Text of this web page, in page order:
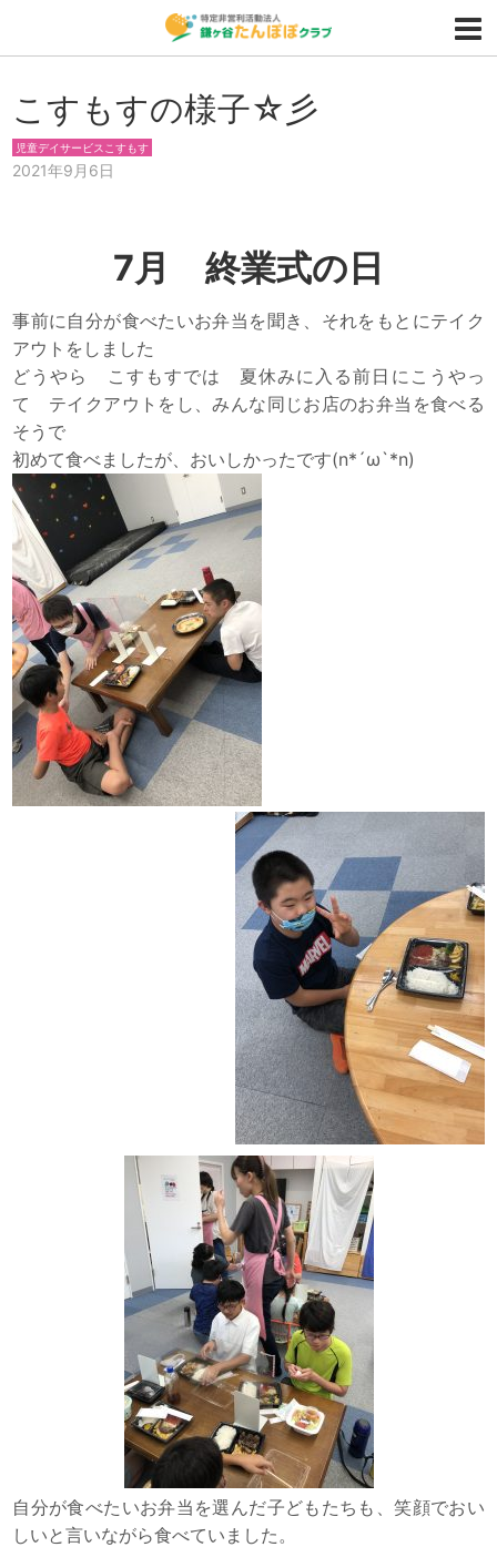
こすもすの様子☆彡
児童デイサービスこすもす
2021年9月6日
7月 終業式の日
事前に自分が食べたいお弁当を聞き、それをもとにテイク
アウトをしました
どうやら こすもすでは 夏休みに入る前日にこうやっ
て テイクアウトをし、みんな同じお店のお弁当を食べる
そうで
初めて食べましたが、おいしかったです(n*´ω`*n)
自分が食べたいお弁当を選んだ子どもたちも、笑顔でおい
しいと言いながら食べていました。